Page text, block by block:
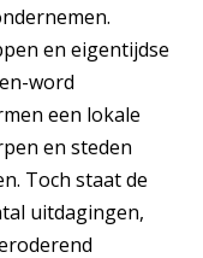
en eigentijdse
word
een lokale
en steden
Toch staat de
uitdagingen,